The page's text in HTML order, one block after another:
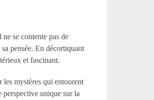
se contente pas de
pensée. En décortiquant
et fascinant.
les mystères qui entourent
perspective unique sur la